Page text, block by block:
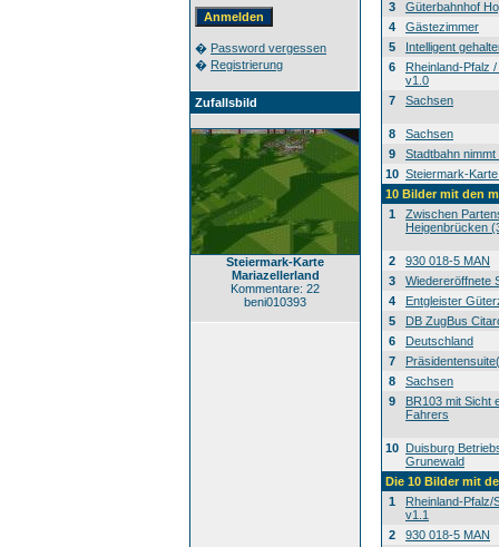
� Password vergessen
� Registrierung
Zufallsbild
Steiermark-Karte
Mariazellerland
Kommentare: 22
beni010393
3
Güterbahnhof
4
Gästezimmer
5
Intelligent
6
Rheinland-Pfalz
v1.0
7
Sachsen
8
Sachsen
9
Stadtbahn
10 Steiermark-
10 Bilder mit den
1
Zwischen
Heigenbrücken
2
930 018-5 MAN
3
Wiedereröffnete
4
Entgleister
5
DB ZugBus
6
Deutschland
7
8
Sachsen
9
BR103 mit Sicht
Fahrers
10 Duisburg
Grunewald
Die 10 Bilder mit
1
Rheinland-Pfalz/
v1.1
2
930 018-5 MAN